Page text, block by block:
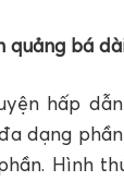
quảng bá
hấp
dạng
Hình